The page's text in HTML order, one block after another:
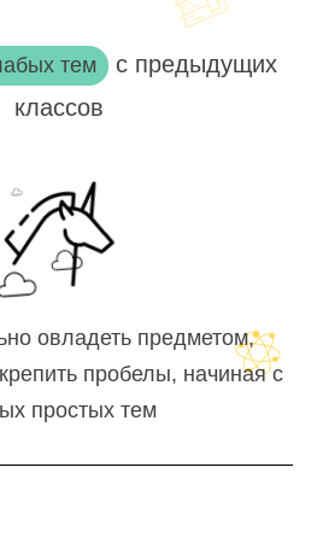
тем с предыдущих
классов
овладеть предметом,
пробелы, начиная с
простых тем